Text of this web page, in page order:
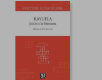
5%
dcto.